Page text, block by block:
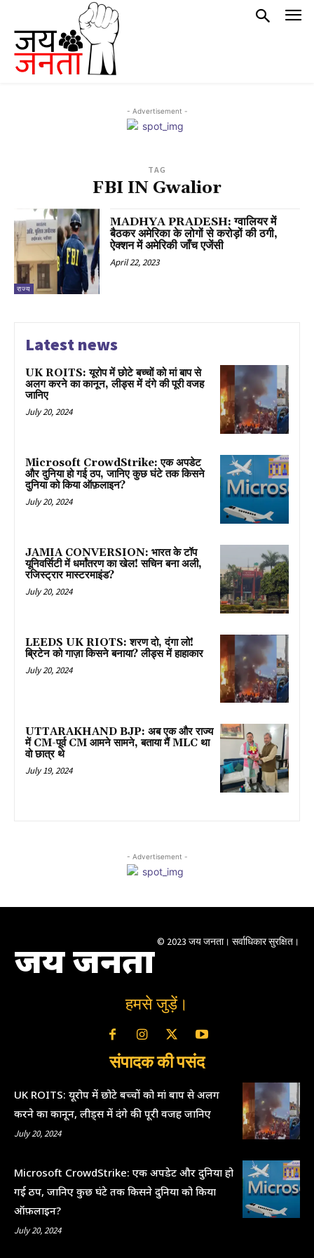
- Advertisement -
TAG
FBI IN Gwalior
राज्य
MADHYA PRADESH: ग्वालियर में
बैठकर अमेरिका के लोगों से करोड़ों की ठगी,
ऐक्शन में अमेरिकी जाँच एजेंसी
April 22, 2023
Latest news
UK ROITS: यूरोप में छोटे बच्चों को मां बाप से
अलग करने का कानून, लीड्स में दंगे की पूरी वजह
जानिए
July 20, 2024
Microsoft CrowdStrike: एक अपडेट
और दुनिया हो गई ठप, जानिए कुछ घंटे तक किसने
दुनिया को किया ऑफ़लाइन?
July 20, 2024
JAMIA CONVERSION: भारत के टॉप
यूनिवर्सिटी में धर्मांतरण का खेल! सचिन बना अली,
रजिस्ट्रार मास्टरमाइंड?
July 20, 2024
LEEDS UK RIOTS: शरण दो, दंगा लो!
ब्रिटेन को गाज़ा किसने बनाया? लीड्स में हाहाकार
July 20, 2024
UTTARAKHAND BJP: अब एक और राज्य
में CM-पूर्व CM आमने सामने, बताया मैं MLC था
वो छात्र थे
July 19, 2024
- Advertisement -
जय जनता © 2023 जय जनता। सर्वाधिकार सुरक्षित।
हमसे जुड़ें।
संपादक की पसंद
UK ROITS: यूरोप में छोटे बच्चों को मां बाप से अलग
करने का कानून, लीड्स में दंगे की पूरी वजह जानिए
July 20, 2024
Microsoft CrowdStrike: एक अपडेट और दुनिया हो
गई ठप, जानिए कुछ घंटे तक किसने दुनिया को किया
ऑफ़लाइन?
July 20, 2024